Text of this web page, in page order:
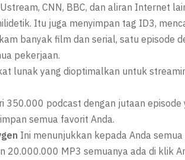
CNN, BBC, dan aliran Internet
Itu juga menyimpan tag ID3,
banyak film dan serial, satu episode
pekerjaan.
lunak yang dioptimalkan untuk
350.000 podcast dengan jutaan episode
semua favorit Anda.
Ini menunjukkan kepada Anda
20.000.000 MP3 semuanya ada di klik